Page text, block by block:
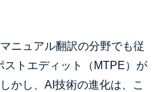
ニュアル翻訳の分野でも従
トエディット（MTPE）が
かし、AI技術の進化は、こ